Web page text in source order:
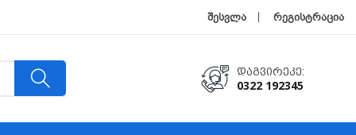
შესვლა რეგისტრაცია
Დაგვირეკე:
0322 192345